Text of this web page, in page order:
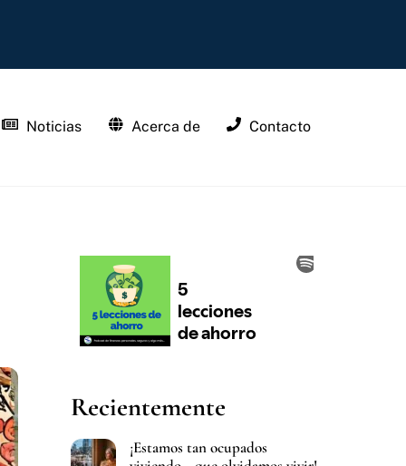
Noticias Acerca de Contacto
Recientemente
¡Estamos tan ocupados